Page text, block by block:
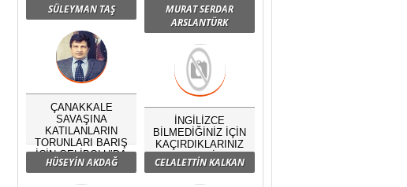
SÜLEYMAN TAŞ
ÇANAKKALE
SAVAŞINA
KATILANLARIN
TORUNLARI BARIŞ
İÇİN GELİBOLU’DA
BULUŞTU
MURAT SERDAR
ARSLANTÜRK
İNGİLİZCE
BİLMEDİĞİNİZ İÇİN
KAÇIRDIKLARINIZ
NELERDİR?
HÜSEYİN AKDAĞ CELALETTİN KALKAN